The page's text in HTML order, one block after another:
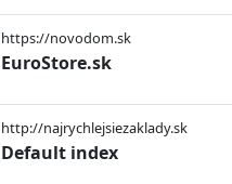
https://novodom.sk
EuroStore.sk
http://najrychlejsiezaklady.sk
Default index